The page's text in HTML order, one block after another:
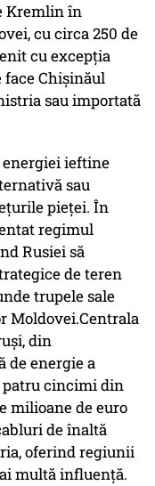
Kremlin în
cu circa 250 de
cu excepția
face Chișinăul
sau importată
energiei ieftine
sau
pieței. În
regimul
Rusiei să
de teren
trupele sale
Moldovei.Centrala
din
de energie a
cincimi din
milioane de euro
de înaltă
oferind regiunii
multă influență.